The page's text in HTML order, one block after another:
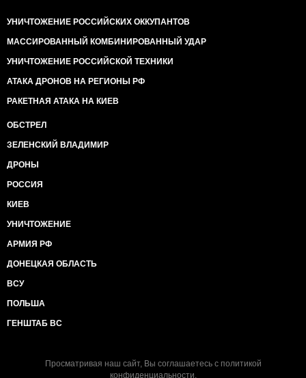
УНИЧТОЖЕНИЕ РОССИЙСКИХ ОККУПАНТОВ
МАССИРОВАННЫЙ КОМБИНИРОВАННЫЙ УДАР
УНИЧТОЖЕНИЕ РОССИЙСКОЙ ТЕХНИКИ
АТАКА ДРОНОВ НА РЕГИОНЫ РФ
РАКЕТНАЯ АТАКА НА КИЕВ
ОБСТРЕЛ
ЗЕЛЕНСКИЙ ВЛАДИМИР
ДРОНЫ
РОССИЯ
КИЕВ
УНИЧТОЖЕНИЕ
АРМИЯ РФ
ДОНЕЦКАЯ ОБЛАСТЬ
ВСУ
ПОЛЬША
ГЕНШТАБ ВС
Просматривая наш сайт, Вы соглашаетесь с политикой
конфиденциальности.